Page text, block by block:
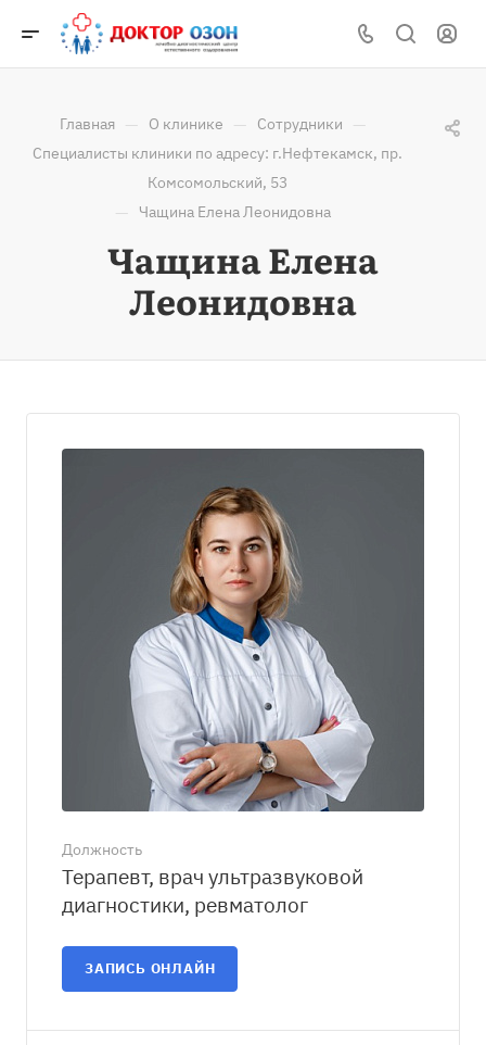
Главная — О клинике — Сотрудники —
Специалисты клиники по адресу: г.Нефтекамск, пр.
Комсомольский, 53
— Чащина Елена Леонидовна
Чащина Елена
Леонидовна
Должность
Терапевт, врач ультразвуковой
диагностики, ревматолог
ЗАПИСЬ ОНЛАЙН